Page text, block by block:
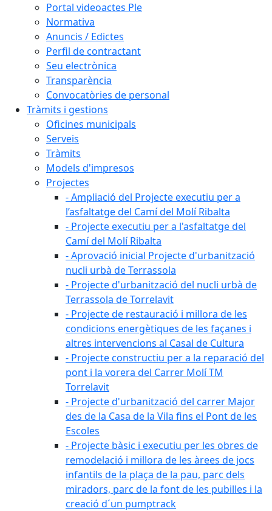
Portal videoactes Ple
Normativa
Anuncis / Edictes
Perfil de contractant
Seu electrònica
Transparència
Convocatòries de personal
Tràmits i gestions
Oficines municipals
Serveis
Tràmits
Models d'impresos
Projectes
- Ampliació del Projecte executiu per a
l’asfaltatge del Camí del Molí Ribalta
- Projecte executiu per a l'asfaltatge del
Camí del Molí Ribalta
- Aprovació inicial Projecte d'urbanització
nucli urbà de Terrassola
- Projecte d'urbanització del nucli urbà de
Terrassola de Torrelavit
- Projecte de restauració i millora de les
condicions energètiques de les façanes i
altres intervencions al Casal de Cultura
- Projecte constructiu per a la reparació del
pont i la vorera del Carrer Molí TM
Torrelavit
- Projecte d'urbanització del carrer Major
des de la Casa de la Vila fins el Pont de les
Escoles
- Projecte bàsic i executiu per les obres de
remodelació i millora de les àrees de jocs
infantils de la plaça de la pau, parc dels
miradors, parc de la font de les pubilles i la
creació d´un pumptrack